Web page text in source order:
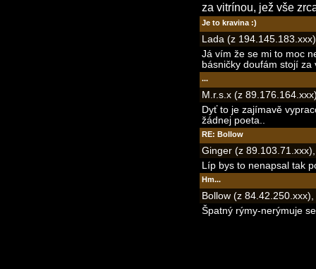
za vitrínou, jež vše
Je to kravina :)
Lada (z
Já vím že se mi to moc
básničky doufám stojí za
...
M.r.s.x (z
Dyť to je zajímavě
žádnej poeta..
RE: Bollow
Ginger (z
Líp bys to nenapsal tak
Hm...
Bollow (z
Špatný rýmy-nerýmuje